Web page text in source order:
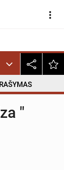
more_vert
"